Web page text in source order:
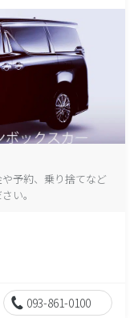
予約、乗り捨てなど
い。
093-861-0100